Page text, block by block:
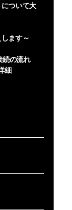
ついて大
ます～
の流れ
細